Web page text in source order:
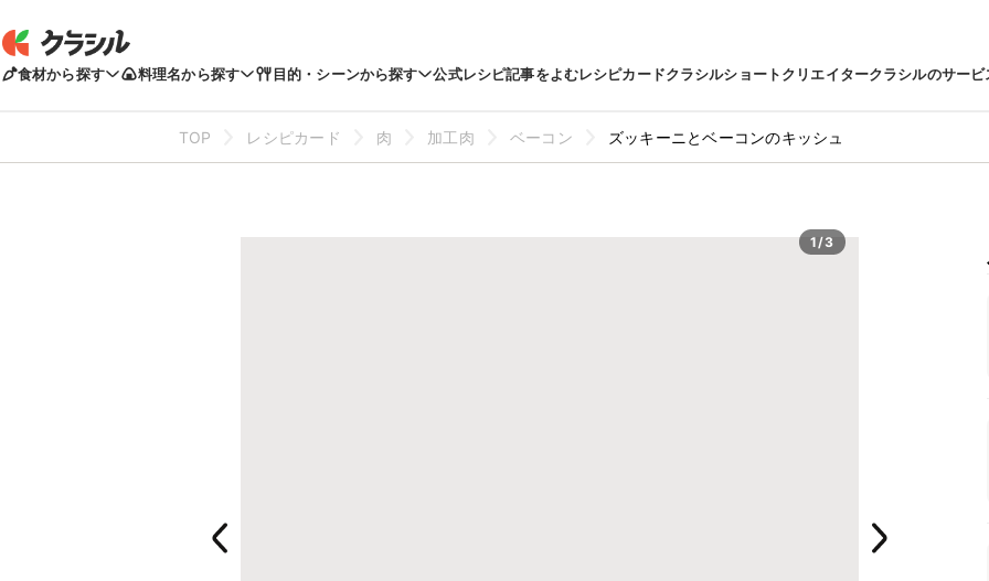
食材から探す 料理名から探す 目的・シーンから探す 公式レシピ記事をよむレシピカードクラシルショートクリエイタークラシルのサービ
TOP レシピカード 肉 加工肉 ベーコン ズッキーニとベーコンのキッシュ
1/3